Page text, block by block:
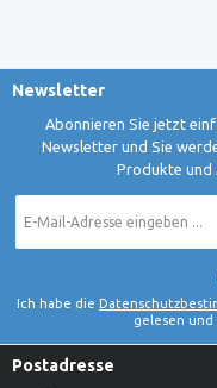
Newsletter
Abonnieren Sie jetzt
Newsletter und Sie
Produkte und
Mail-
Ich habe die
gelesen und
Postadresse